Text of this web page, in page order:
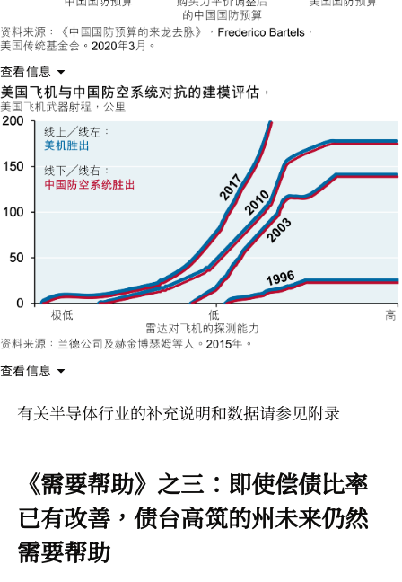
查看信息
查看信息
有关半导体行业的补充说明和数据请参见附录
《需要帮助》之三：即使偿债比率
已有改善，债台高筑的州未来仍然
需要帮助